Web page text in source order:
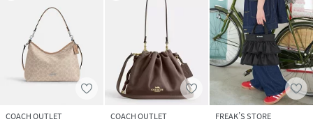
COACH OUTLET COACH OUTLET FREAK’S STORE